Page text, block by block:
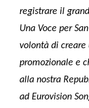
registrare il
Una Voce per
volontà di creare
promozionale e
alla nostra
ad Eurovision